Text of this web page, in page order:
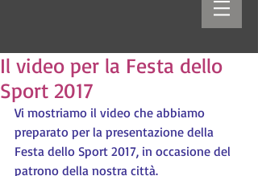
Il video per la Festa dello
Sport 2017
Vi mostriamo il video che abbiamo
preparato per la presentazione della
Festa dello Sport 2017, in occasione del
patrono della nostra città.